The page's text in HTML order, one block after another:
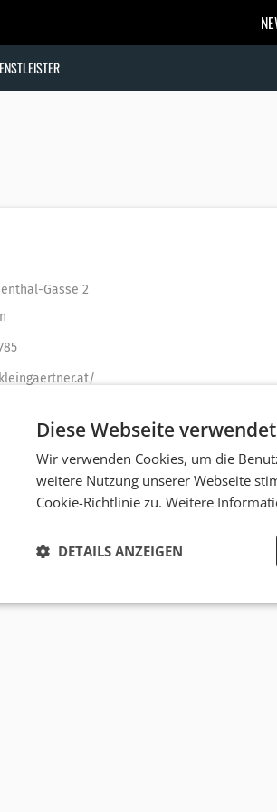
Gasse 2
Diese Webseite
Wir verwenden Cookies, um die
weitere Nutzung unserer Webseite
Cookie-Richtlinie zu. Weitere
DETAILS ANZEIGEN